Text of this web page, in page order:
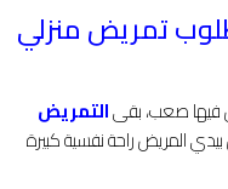
تمريض منزلي
فيها صعب، بقىالتمريض
المريض راحة نفسية كبيرة